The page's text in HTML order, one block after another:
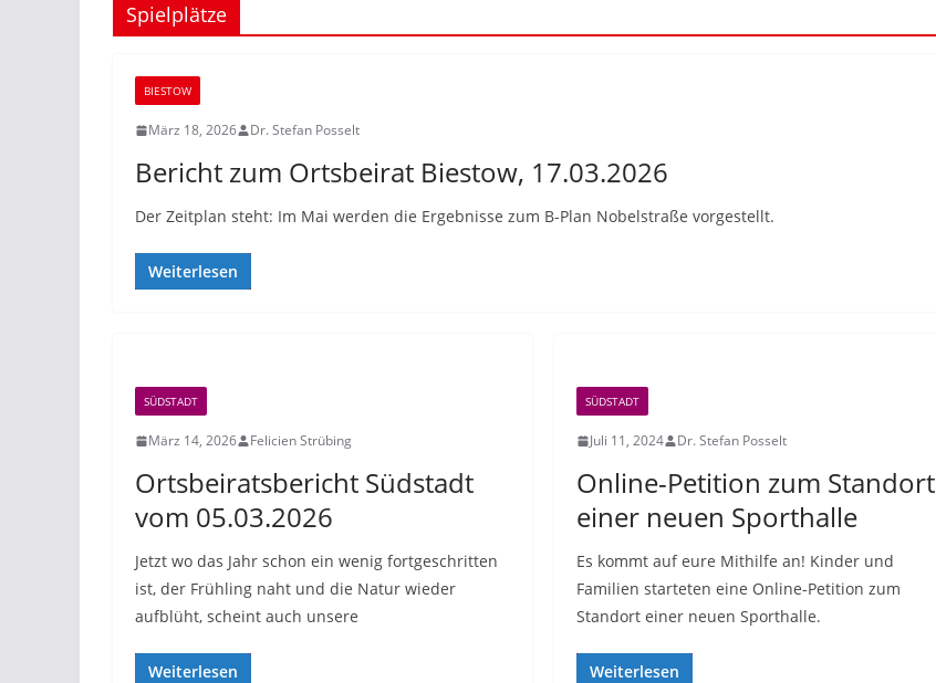
Spielplätze
BIESTOW
März 18, 2026 Dr. Stefan Posselt
Bericht zum Ortsbeirat Biestow, 17.03.2026
Der Zeitplan steht: Im Mai werden die Ergebnisse zum B-Plan Nobelstraße vorgestellt.
Weiterlesen
SÜDSTADT
März 14, 2026 Felicien Strübing
Ortsbeiratsbericht Südstadt
vom 05.03.2026
Jetzt wo das Jahr schon ein wenig fortgeschritten
ist, der Frühling naht und die Natur wieder
aufblüht, scheint auch unsere
Weiterlesen
SÜDSTADT
Juli 11, 2024 Dr. Stefan Posselt
Online-Petition zum Standort
einer neuen Sporthalle
Es kommt auf eure Mithilfe an! Kinder und
Familien starteten eine Online-Petition zum
Standort einer neuen Sporthalle.
Weiterlesen